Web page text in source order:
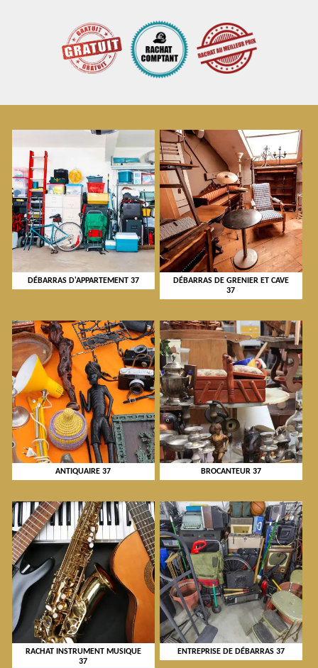
DÉBARRAS D'APPARTEMENT 37
DÉBARRAS DE GRENIER ET CAVE
37
ANTIQUAIRE 37 BROCANTEUR 37
RACHAT INSTRUMENT MUSIQUE
37
ENTREPRISE DE DÉBARRAS 37